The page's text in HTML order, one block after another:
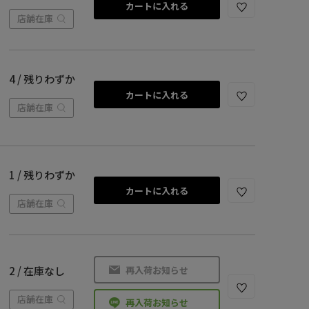
店舗在庫
カートに入れる
4 / 残りわずか
店舗在庫
カートに入れる
1 / 残りわずか
店舗在庫
カートに入れる
2 / 在庫なし
店舗在庫
再入荷お知らせ
再入荷お知らせ